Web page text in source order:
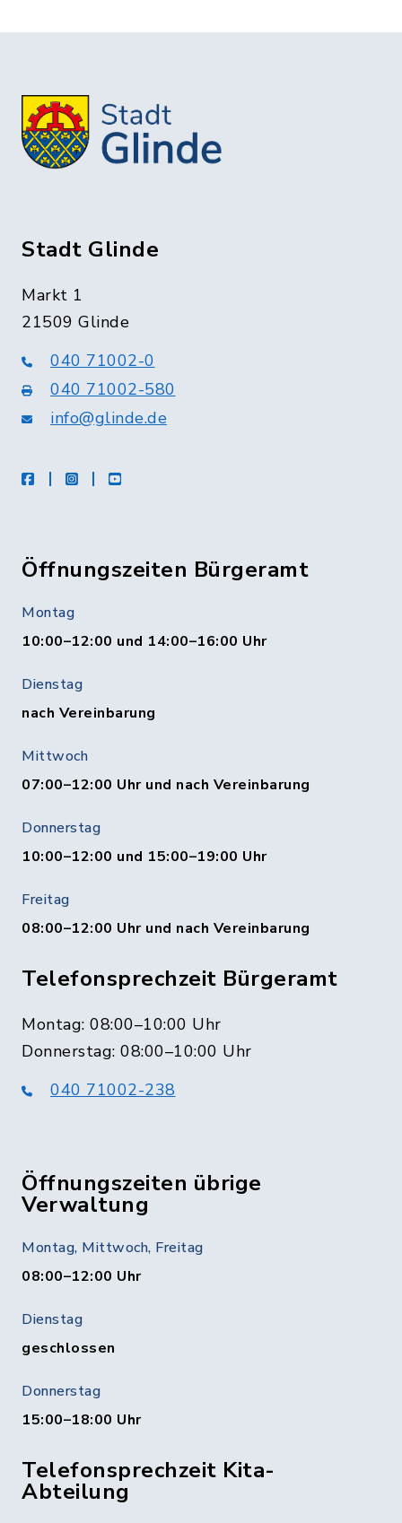
Stadt Glinde
Markt 1
21509 Glinde
040 71002-0
040 71002-580
info@glinde.de
facebookinstagramYoutube
Öffnungszeiten Bürgeramt
Montag
10:00–12:00 und 14:00–16:00 Uhr
Dienstag
nach Vereinbarung
Mittwoch
07:00–12:00 Uhr und nach Vereinbarung
Donnerstag
10:00–12:00 und 15:00–19:00 Uhr
Freitag
08:00–12:00 Uhr und nach Vereinbarung
Telefonsprechzeit Bürgeramt
Montag: 08:00–10:00 Uhr
Donnerstag: 08:00–10:00 Uhr
040 71002-238
Öffnungszeiten übrige
Verwaltung
Montag, Mittwoch, Freitag
08:00–12:00 Uhr
Dienstag
geschlossen
Donnerstag
15:00–18:00 Uhr
Telefonsprechzeit Kita-
Abteilung